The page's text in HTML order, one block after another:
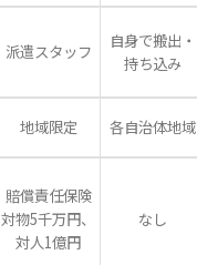
派遣スタッフ
自身で搬出・
持ち込み
地域限定 各自治体地域
賠償責任保険
対物5千万円、
対人1億円
なし